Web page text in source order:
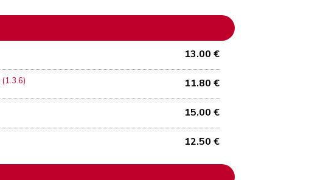
13.00 €
(1.3.6) 11.80 €
15.00 €
12.50 €